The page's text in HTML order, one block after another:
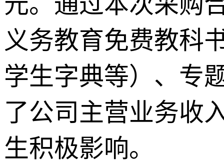
义务教育免费教科
学生字典等）、专
了公司主营业务收
生积极影响。